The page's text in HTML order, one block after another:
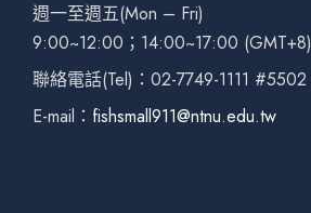
週一至週五(Mon – Fri)
9:00~12:00；14:00~17:00 (GMT+8)
聯絡電話(Tel)：02-7749-1111 #5502
E-mail： fishsmall911@ntnu.edu.tw